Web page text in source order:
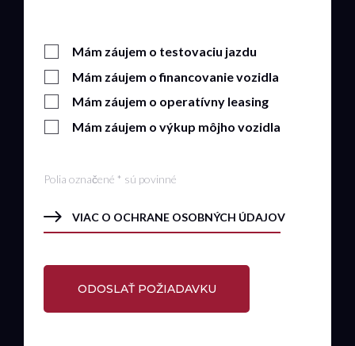
Mám záujem o testovaciu jazdu
Mám záujem o financovanie vozidla
Mám záujem o operatívny leasing
Mám záujem o výkup môjho vozidla
Polia označené * sú povinné
VIAC O OCHRANE OSOBNÝCH ÚDAJOV